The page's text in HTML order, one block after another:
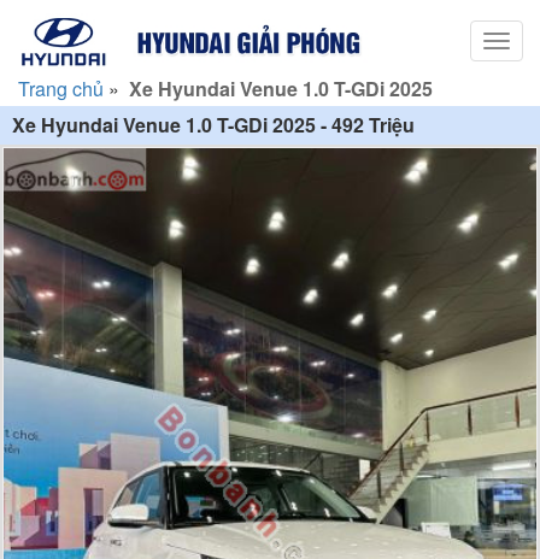
Trang chủ » Xe Hyundai Venue 1.0 T-GDi 2025
Xe Hyundai Venue 1.0 T-GDi 2025 - 492 Triệu